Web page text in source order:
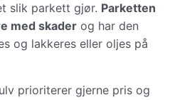
slik parkett gjør. Parketten
med skader og har den
og lakkeres eller oljes på
prioriterer gjerne pris og